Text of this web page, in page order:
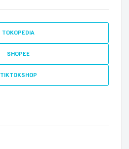
TOKOPEDIA
SHOPEE
TIKTOKSHOP